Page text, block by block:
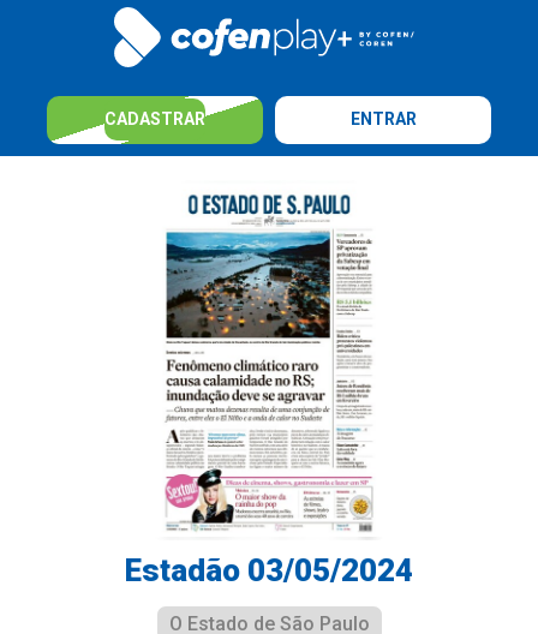
CADASTRAR ENTRAR
Estadão 03/05/2024
O Estado de São Paulo